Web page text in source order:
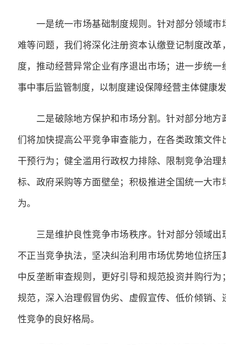
一是统一市场基础制度规则。针对部分领域市
难等问题，我们将深化注册资本认缴登记制度改
度，推动经营异常企业有序退出市场；进一步统
事中事后监管制度，以制度建设保障经营主体健康
二是破除地方保护和市场分割。针对部分地方
们将加快提高公平竞争审查能力，在各类政策文
干预行为；健全滥用行政权力排除、限制竞争治
标、政府采购等方面壁垒；积极推进全国统一大
为。
三是维护良性竞争市场秩序。针对部分领域出
不正当竞争执法，坚决纠治利用市场优势地位挤
中反垄断审查规则，更好引导和规范投资并购行
规范，深入治理假冒伪劣、虚假宣传、低价倾销
性竞争的良好格局。